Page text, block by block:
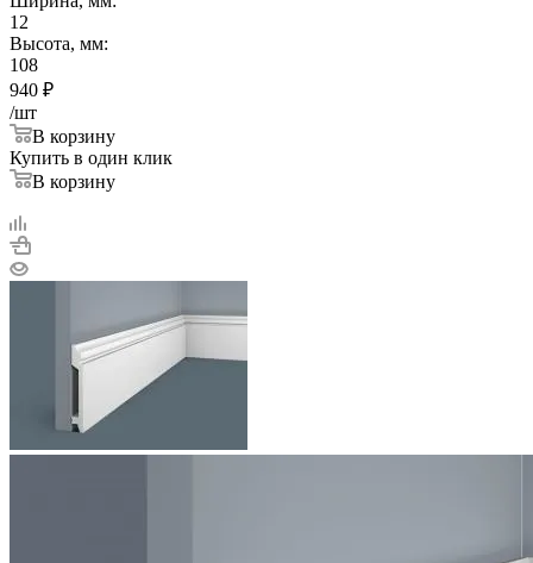
12
Высота, мм:
108
940 ₽
/шт
В корзину
Купить в один клик
В корзину